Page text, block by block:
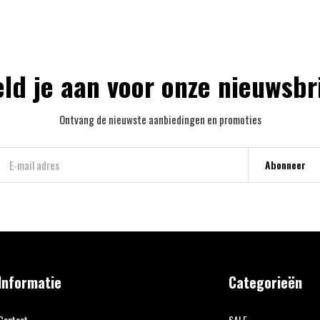
je aan voor onze
Ontvang de nieuwste aanbiedingen en promoties
Abonneer
Categorieën